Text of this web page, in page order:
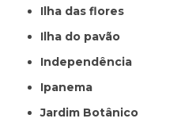
Ilha das flores
Ilha do pavão
Independência
Ipanema
Jardim Botânico